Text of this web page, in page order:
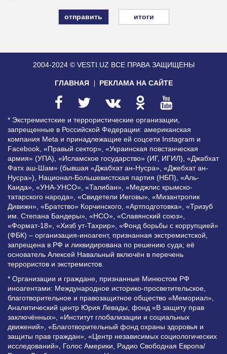
итоги
2004-2024 © VESTI.UZ ВСЕ ПРАВА ЗАЩИЩЕНЫ
ГЛАВНАЯ РЕКЛАМА НА САЙТЕ
* Экстремистские и террористические организации,
запрещенные в Российской Федерации: американская
компания Meta и принадлежащие ей соцсети Instagram и
Facebook, «Правый сектор», «Украинская повстанческая
армия» (УПА), «Исламское государство» (ИГ, ИГИЛ), «Джабхат
Фатх аш-Шам» (бывшая «Джабхат ан-Нусра», «Джебхат ан-
Нусра»), Национал-Большевистская партия (НБП), «Аль-
Каида», «УНА-УНСО», «Талибан», «Меджлис крымско-
татарского народа», «Свидетели Иеговы», «Мизантропик
Дивижн», «Братство» Корчинского, «Артподготовка», «Тризуб
им. Степана Бандеры», «НСО», «Славянский союз»,
«Формат-18», «Хизб ут-Тахрир», «Фонд борьбы с коррупцией»
(ФБК) – организация-иноагент, признанная экстремистской,
запрещена в РФ и ликвидирована по решению суда; её
основатель Алексей Навальный включён в перечень
террористов и экстремистов.
* Организации и граждане, признанные Минюстом РФ
иноагентами: Международное историко-просветительское,
благотворительное и правозащитное общество «Мемориал»,
Аналитический центр Юрия Левады, фонд «В защиту прав
заключённых», «Институт глобализации и социальных
движений», «Благотворительный фонд охраны здоровья и
защиты прав граждан», «Центр независимых социологических
исследований», Голос Америки, Радио Свободная Европа/